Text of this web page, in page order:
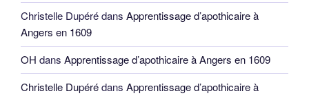
Christelle Dupérédans Apprentissage d’apothicaire à
Angers en 1609
OH dans Apprentissage d’apothicaire à Angers en 1609
Christelle Dupérédans Apprentissage d’apothicaire à